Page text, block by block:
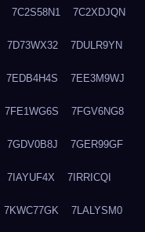
7C2S58N1 7C2XDJQN
7D73WX32 7DULR9YN
7EDB4H4S 7EE3M9WJ
7FE1WG6S 7FGV6NG8
7GDV0B8J 7GER99GF
7IAYUF4X 7IRRICQI
7KWC77GK 7LALYSM0